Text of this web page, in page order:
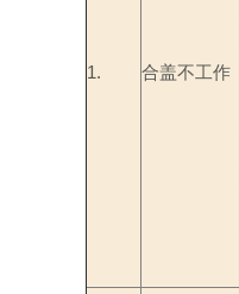
1. 合盖不工作